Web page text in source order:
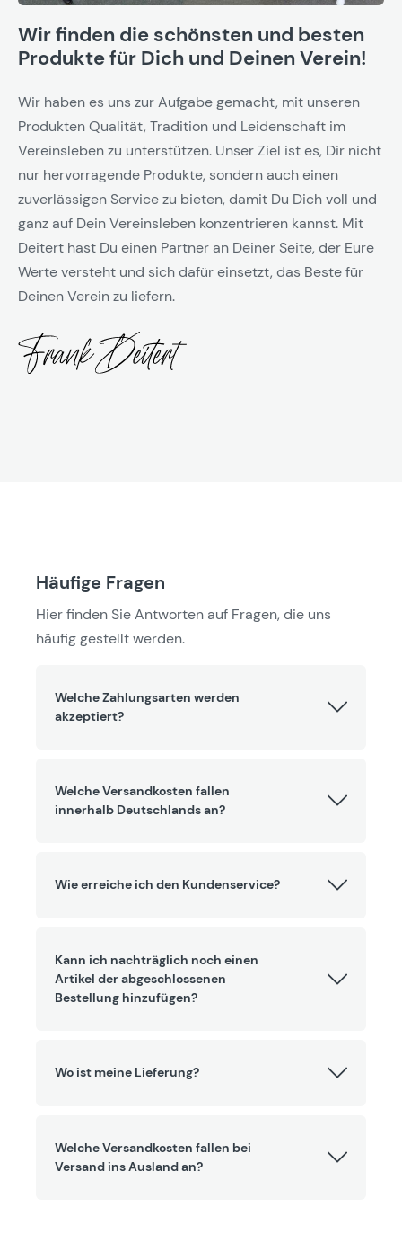
Wir finden die schönsten und besten
Produkte für Dich und Deinen Verein!
Wir haben es uns zur Aufgabe gemacht, mit unseren
Produkten Qualität, Tradition und Leidenschaft im
Vereinsleben zu unterstützen. Unser Ziel ist es, Dir nicht
nur hervorragende Produkte, sondern auch einen
zuverlässigen Service zu bieten, damit Du Dich voll und
ganz auf Dein Vereinsleben konzentrieren kannst. Mit
Deitert hast Du einen Partner an Deiner Seite, der Eure
Werte versteht und sich dafür einsetzt, das Beste für
Deinen Verein zu liefern.
Häufige Fragen
Hier finden Sie Antworten auf Fragen, die uns
häufig gestellt werden.
Welche Zahlungsarten werden
akzeptiert?
Welche Versandkosten fallen
innerhalb Deutschlands an?
Wie erreiche ich den Kundenservice?
Kann ich nachträglich noch einen
Artikel der abgeschlossenen
Bestellung hinzufügen?
Wo ist meine Lieferung?
Welche Versandkosten fallen bei
Versand ins Ausland an?